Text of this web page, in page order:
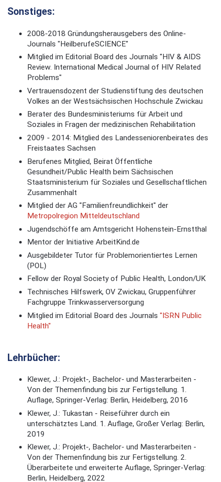
Sonstiges:
2008-2018 Gründungsherausgebers des Online-
Journals "HeilberufeSCIENCE"
Mitglied im Editorial Board des Journals "HIV & AIDS
Review. International Medical Journal of HIV Related
Problems"
Vertrauensdozent der Studienstiftung des deutschen
Volkes an der Westsächsischen Hochschule Zwickau
Berater des Bundesministeriums für Arbeit und
Soziales in Fragen der medizinischen Rehabilitation
2009 - 2014: Mitglied des Landesseniorenbeirates des
Freistaates Sachsen
Berufenes Mitglied, Beirat Öffentliche
Gesundheit/Public Health beim Sächsischen
Staatsministerium für Soziales und Gesellschaftlichen
Zusammenhalt
Mitglied der AG "Familienfreundlichkeit" der
Metropolregion Mitteldeutschland
Jugendschöffe am Amtsgericht Hohenstein-Ernstthal
Mentor der Initiative ArbeitKind.de
Ausgebildeter Tutor für Problemorientiertes Lernen
(POL)
Fellow der Royal Society of Public Health, London/UK
Technisches Hilfswerk, OV Zwickau, Gruppenführer
Fachgruppe Trinkwasserversorgung
Mitglied im Editorial Board des Journals "ISRN Public
Health"
Lehrbücher:
Klewer, J.: Projekt-, Bachelor- und Masterarbeiten -
Von der Themenfindung bis zur Fertigstellung. 1.
Auflage, Springer-Verlag: Berlin, Heidelberg, 2016
Klewer, J.: Tukastan - Reiseführer durch ein
unterschätztes Land. 1. Auflage, Großer Verlag: Berlin,
2019
Klewer, J.: Projekt-, Bachelor- und Masterarbeiten -
Von der Themenfindung bis zur Fertigstellung. 2.
Überarbeitete und erweiterte Auflage, Springer-Verlag:
Berlin, Heidelberg, 2022